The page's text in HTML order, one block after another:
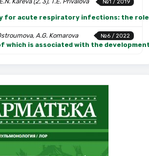
№1 / 2019
for acute respiratory infections: the
№6 / 2022
A.G. Komarova
which is associated with the